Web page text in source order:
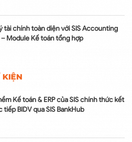
tài chính toàn diện với SIS Accounting
Module Kế toán tổng hợp
KIỆN
Kế toán & ERP của SIS chính thức kết
tiếp BIDV qua SIS BankHub